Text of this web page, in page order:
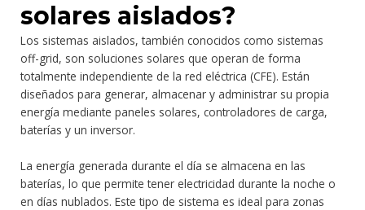
solares aislados?
Los sistemas aislados, también conocidos como sistemas
off-grid, son soluciones solares que operan de forma
totalmente independiente de la red eléctrica (CFE). Están
diseñados para generar, almacenar y administrar su propia
energía mediante paneles solares, controladores de carga,
baterías y un inversor.
La energía generada durante el día se almacena en las
baterías, lo que permite tener electricidad durante la noche o
en días nublados. Este tipo de sistema es ideal para zonas